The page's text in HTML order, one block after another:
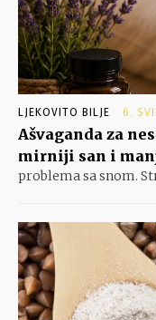
LJEKOVITO BILJE 6.
Ašvaganda za
mirniji san i
problema sa snom.